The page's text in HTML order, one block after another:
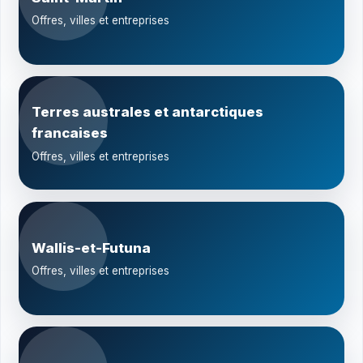
Offres, villes et entreprises
Terres australes et antarctiques
francaises
Offres, villes et entreprises
Wallis-et-Futuna
Offres, villes et entreprises